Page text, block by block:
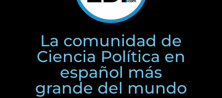
La comunidad de
Ciencia Política en
español más
grande del mundo